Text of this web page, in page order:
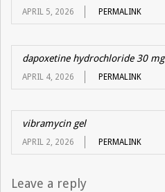
APRIL 5, 2026 PERMALINK
dapoxetine hydrochloride 30 mg
APRIL 4, 2026 PERMALINK
vibramycin gel
APRIL 2, 2026 PERMALINK
Leave a reply